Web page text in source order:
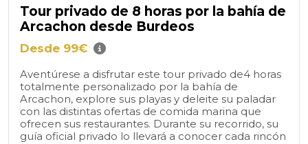
Tour privado de 8 horas por la bahía de
Arcachon desde Burdeos
Desde 99€
Aventúrese a disfrutar este tour privado de4 horas
totalmente personalizado por la bahía de
Arcachon, explore sus playas y deleite su paladar
con las distintas ofertas de comida marina que
ofrecen sus restaurantes. Durante su recorrido, su
guía oficial privado lo llevará a conocer cada rincón